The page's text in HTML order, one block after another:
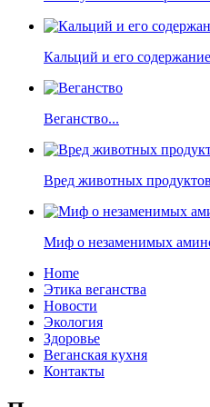
Кальций и его
Веганство...
Вред животных
Миф о незаменимых
Home
Этика веганства
Новости
Экология
Здоровье
Веганская кухня
Контакты